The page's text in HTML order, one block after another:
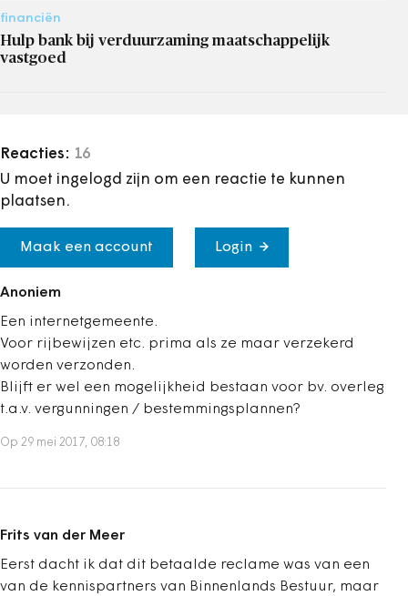
financiën
Hulp bank bij verduurzaming maatschappelijk
vastgoed
Reacties: 16
U moet ingelogd zijn om een reactie te kunnen
plaatsen.
Maak een account Login
Anoniem
Een internetgemeente.
Voor rijbewijzen etc. prima als ze maar verzekerd
worden verzonden.
Blijft er wel een mogelijkheid bestaan voor bv. overleg
t.a.v. vergunningen / bestemmingsplannen?
Op 29 mei 2017, 08:18
Frits van der Meer
Eerst dacht ik dat dit betaalde reclame was van een
van de kennispartners van Binnenlands Bestuur, maar